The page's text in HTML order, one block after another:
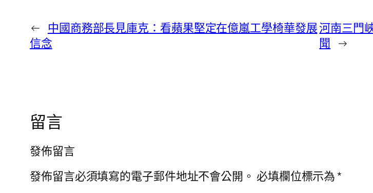
← 中國商務部長見庫克：看蘋果堅定在億嵐工學椅華發展
信念
河南三門
聞 →
留言
發佈留言
發佈留言必須填寫的電子郵件地址不會公開。 必填欄位標示為*